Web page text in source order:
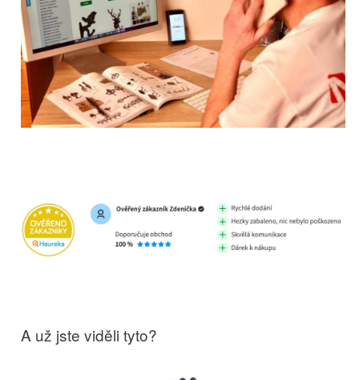
A už jste viděli tyto?